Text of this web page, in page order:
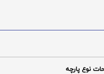
نوع پارچه